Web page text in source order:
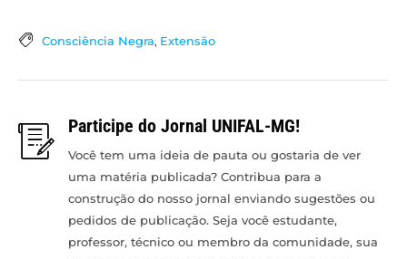
Consciência Negra, Extensão
Participe do Jornal UNIFAL-MG!
Você tem uma ideia de pauta ou gostaria de ver
uma matéria publicada? Contribua para a
construção do nosso jornal enviando sugestões ou
pedidos de publicação. Seja você estudante,
professor, técnico ou membro da comunidade, sua